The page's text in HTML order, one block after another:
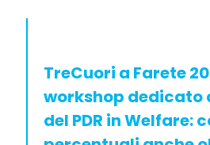
TreCuori a Farete
workshop dedicato
del PDR in Welfare: